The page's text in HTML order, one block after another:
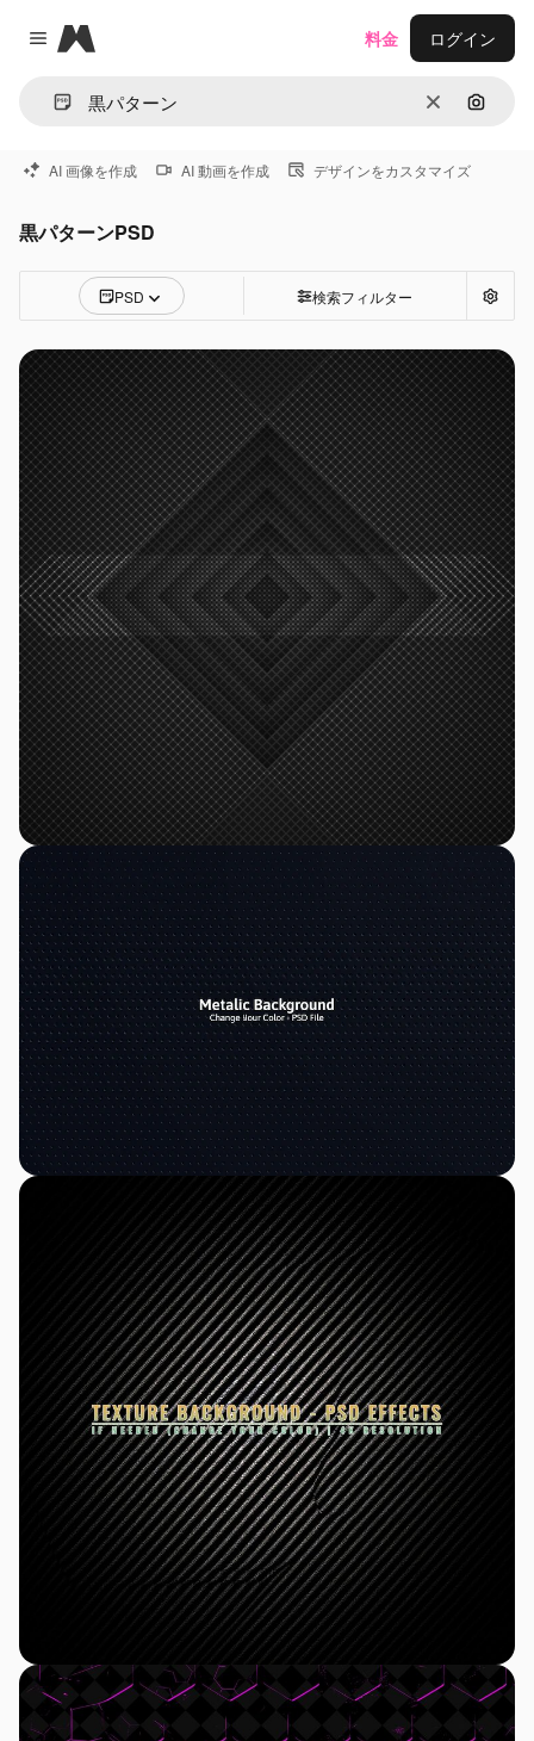
Close menu
Magnific
消去 画像で
料金 ログイン
AI 画像を作成 AI 動画を作成 デザインをカスタマイズ
黒パターンPSD
PSD 検索フィルター